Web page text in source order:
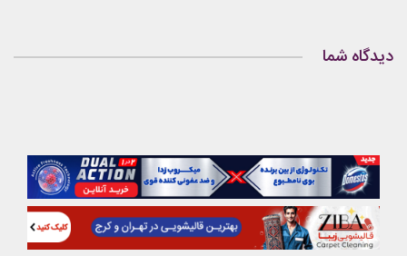
دیدگاه شما